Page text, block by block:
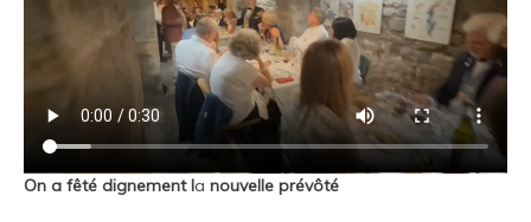
On a fêté dignement la nouvelle prévôté